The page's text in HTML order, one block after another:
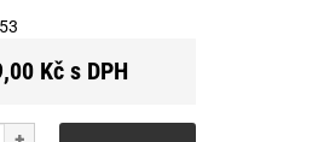
Kč s DPH